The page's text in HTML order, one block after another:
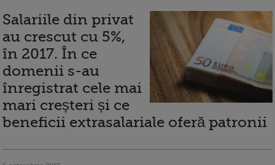
Salariile din privat
au crescut cu 5%,
în 2017. În ce
domenii s-au
înregistrat cele mai
mari creșteri și ce
beneficii extrasalariale oferă patronii